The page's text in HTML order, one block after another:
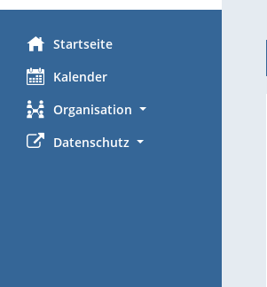
Startseite
Kalender
Organisation
Datenschutz